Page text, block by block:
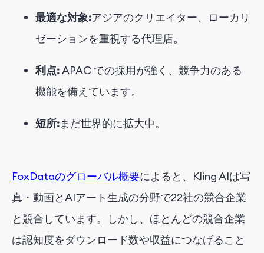
最適な対象:アジアのクリエイター、ローカリ
ゼーションを重視する代理店。
利点:APAC での採用が強く、競争力のある
機能を備えています。
短所:まだ世界的に拡大中。
FoxDataのグローバル概要によると、Kling AIは写
真・動画とAIアート生成の分野で22社の競合企業
と競合しています。しかし、ほとんどの競合企業
は認知度をダウンロード数や収益につなげること